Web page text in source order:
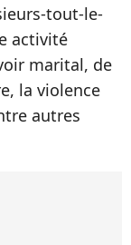
tout-le-
activité
marital, de
la violence
autres